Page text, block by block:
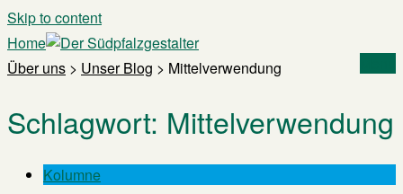
Skip to content
Home
Über uns > Unser Blog > Mittelverwendung
Schlagwort: Mittelverwendung
Kolumne